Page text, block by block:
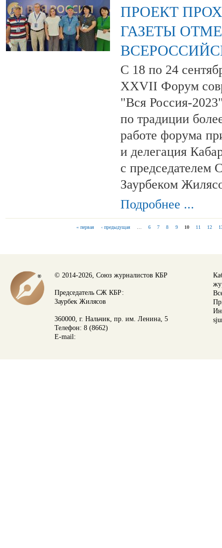
ПРОЕКТ
ГАЗЕТЫ
С 18 по 24
XXVII Форум
"Вся Россия-
по традиции
работе форума
и делегация
с председателем
Заурбеком
Подробнее ...
« первая ‹ предыдущая 6 7 8 9 10 11 12
© 2014-2026, Союз журналистов КБР
Председатель СЖ КБР:
Заурбек Жилясов
360000, г. Нальчик, пр. им. Ленина, 5
Телефон: 8 (8662)
E-mail: